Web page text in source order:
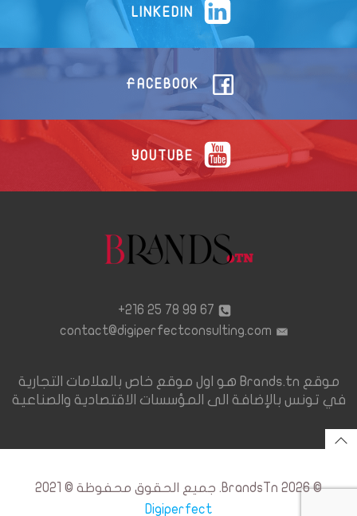
LINKEDIN
FACEBOOK
YOUTUBE
67 99 78 25 216+
contact@digiperfectconsulting.com
موقع Brands.tn هو اول موقع خاص بالعلامات التجارية
في تونس بالإضافة الى المؤسسات الاقتصادية والصناعية
© 2026 BrandsTn. جميع الحقوق محفوظة © 2021
Digiperfect